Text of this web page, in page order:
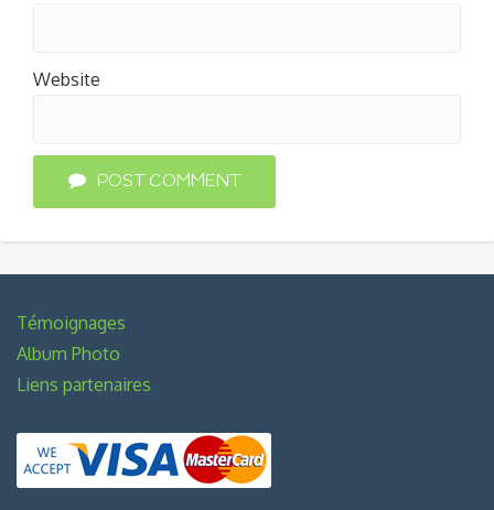
Website
POST COMMENT
Témoignages
Album Photo
Liens partenaires